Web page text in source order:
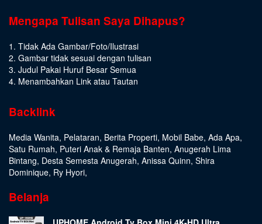
Mengapa Tulisan Saya Dihapus?
1. Tidak Ada Gambar/Foto/Ilustrasi
2. Gambar tidak sesuai dengan tulisan
3. Judul Pakai Huruf Besar Semua
4. Menambahkan Link atau Tautan
Backlink
Media Wanita, Pelataran, Berita Properti, Mobil Babe, Ada Apa,
Satu Rumah, Puteri Anak & Remaja Banten, Anugerah Lima
Bintang, Desta Semesta Anugerah, Anissa Quinn, Shira
Dominique, Ry Hyori,
Belanja